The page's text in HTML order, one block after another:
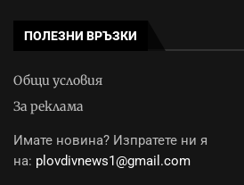
ПОЛЕЗНИ ВРЪЗКИ
Общи условия
За реклама
Имате новина? Изпратете ни я
на: plovdivnews1@gmail.com